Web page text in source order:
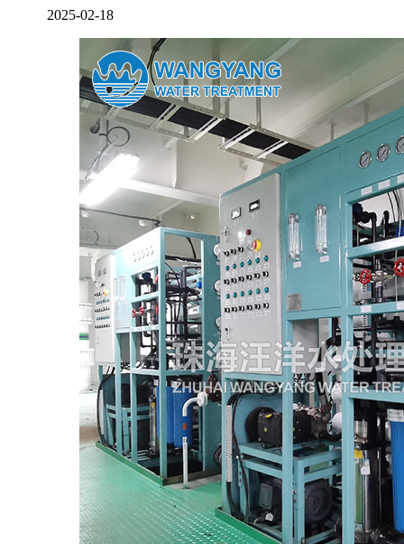
2025-02-18